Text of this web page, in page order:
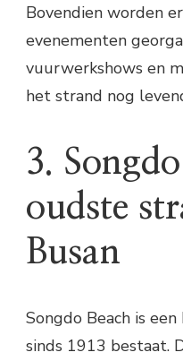
Bovendien worden
evenementen
vuurwerkshows en
het strand nog
3.
oudste
Busan
Songdo Beach is
sinds 1913 bestaat.